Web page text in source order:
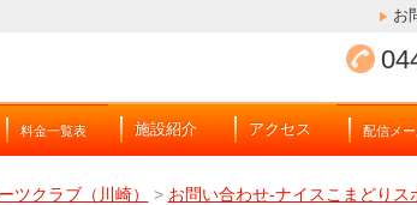
お
料金一覧表 施設紹介 アクセス 配信メ
ツクラブ（川崎） > お問い合わせ-ナイスこまどりス